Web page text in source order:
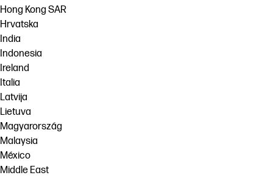
Hong Kong SAR
Hrvatska
India
Indonesia
Ireland
Italia
Latvija
Lietuva
Magyarország
Malaysia
México
Middle East